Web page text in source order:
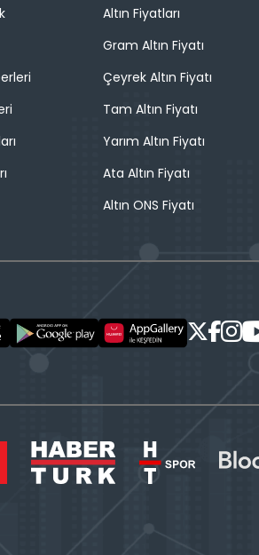
Altın Fiyatları
Gram Altın Fiyatı
Çeyrek Altın Fiyatı
Tam Altın Fiyatı
Yarım Altın Fiyatı
Ata Altın Fiyatı
Altın ONS Fiyatı